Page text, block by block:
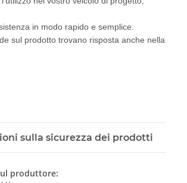
in modo rapido e semplice.
sul prodotto trovano risposta anche nella
sulla sicurezza dei prodotti
produttore: